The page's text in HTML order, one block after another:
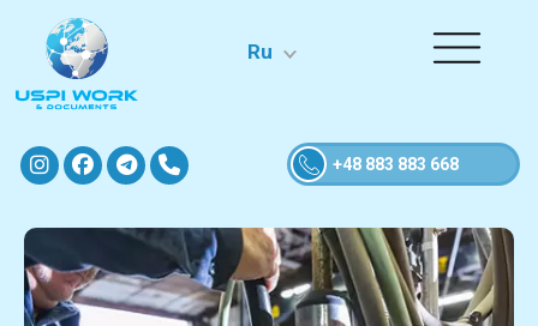
+48 883 883 668
Ru